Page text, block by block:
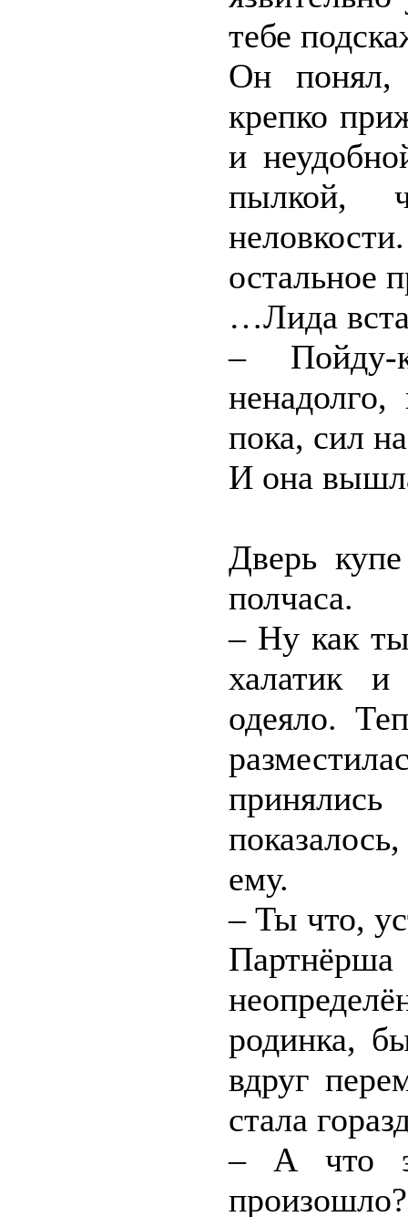
тебе
Он понял,
крепко
и
пылкой,
остальное
…Лида
– Пойду-
пока, сил
И она
Дверь
полчаса.
– Ну как ты
халатик
одеяло.
ему.
– Ты что,
родинка,
вдруг
стала
– А что